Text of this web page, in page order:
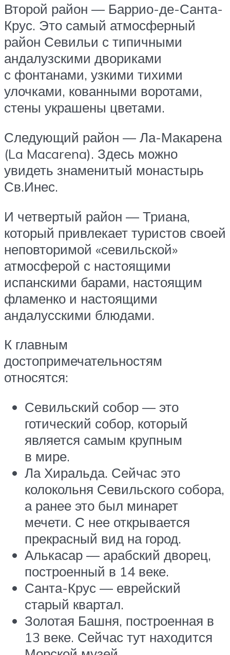
Второй район — Баррио-де-Санта-
Крус. Это самый атмосферный
район Севильи с типичными
андалузскими двориками
с фонтанами, узкими тихими
улочками, кованными воротами,
стены украшены цветами.
Следующий район — Ла-Макарена
(La Macarena). Здесь можно
увидеть знаменитый монастырь
Св.Инес.
И четвертый район — Триана,
который привлекает туристов своей
неповторимой «севильской»
атмосферой с настоящими
испанскими барами, настоящим
фламенко и настоящими
андалусскими блюдами.
К главным
достопримечательностям
относятся:
Севильский собор — это
готический собор, который
является самым крупным
в мире.
Ла Хиральда. Сейчас это
колокольня Севильского собора,
а ранее это был минарет
мечети. С нее открывается
прекрасный вид на город.
Алькасар — арабский дворец,
построенный в 14 веке.
Санта-Крус — еврейский
старый квартал.
Золотая Башня, построенная в
13 веке. Сейчас тут находится